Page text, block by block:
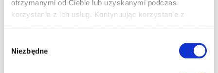
otrzymanymi od Ciebie lub uzyskanymi podczas
korzystania z ich usług. Kontynuując korzystanie z
zgody
Niezbędne